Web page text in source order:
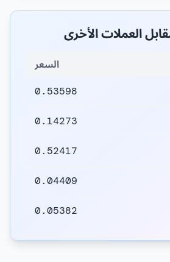
العملات الأخرى
السعر
0.53598
0.14273
0.52417
0.04409
0.05382